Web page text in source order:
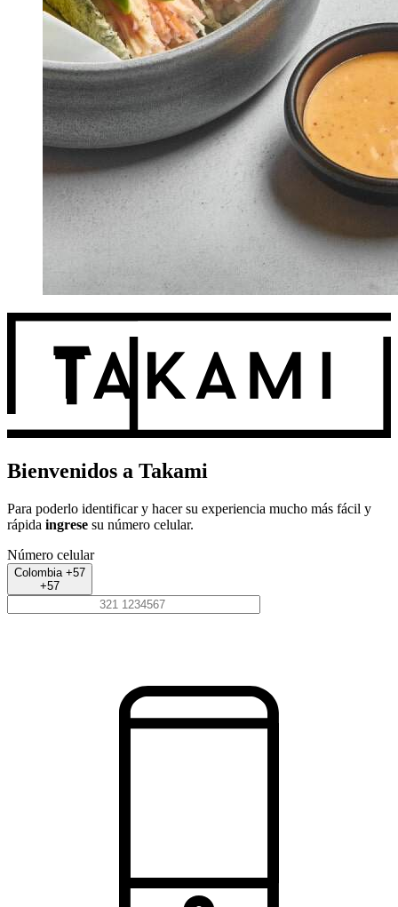
Bienvenidos a Takami
Para poderlo identificar y hacer su experiencia mucho más fácil y
rápida ingrese su número celular.
Número celular
Colombia +57
+57